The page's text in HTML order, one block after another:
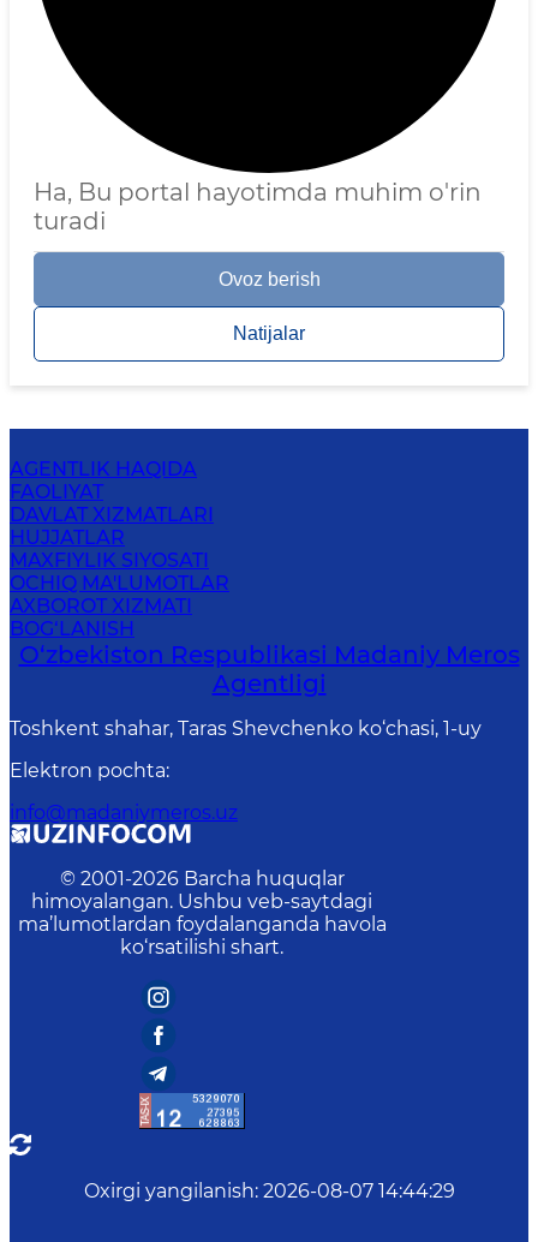
Ha, Bu portal hayotimda muhim o'rin
turadi
Ovoz berish
Natijalar
AGENTLIK HAQIDA
FAOLIYAT
DAVLAT XIZMATLARI
HUJJATLAR
MAXFIYLIK SIYOSATI
OCHIQ MA'LUMOTLAR
AXBOROT XIZMATI
BOG‘LANISH
O‘zbekiston Respublikasi Madaniy Meros
Agentligi
Toshkent shahar, Taras Shevchenko ko‘chasi, 1-uy
Elektron pochta:
info@madaniymeros.uz
© 2001-2026 Barcha huquqlar
himoyalangan. Ushbu veb-saytdagi
ma’lumotlardan foydalanganda havola
ko‘rsatilishi shart.
Oxirgi yangilanish: 2026-08-07 14:44:29